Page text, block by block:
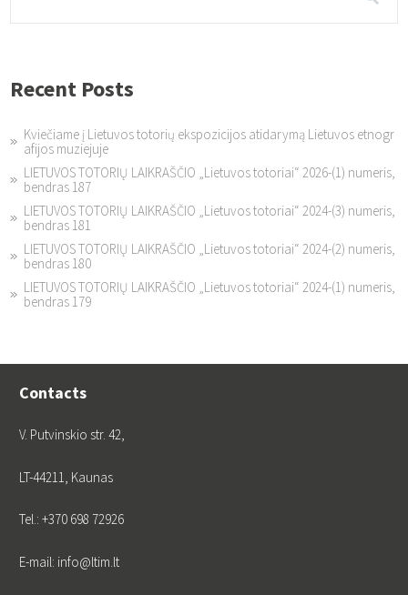
Recent Posts
Kviečiame į Lietuvos totorių ekspozicijos atidarymą Lietuvos etnogr
afijos muziejuje
LIETUVOS TOTORIŲ LAIKRAŠČIO „Lietuvos totoriai“ 2026-(1) numeris,
bendras 187
LIETUVOS TOTORIŲ LAIKRAŠČIO „Lietuvos totoriai“ 2024-(3) numeris,
bendras 181
LIETUVOS TOTORIŲ LAIKRAŠČIO „Lietuvos totoriai“ 2024-(2) numeris,
bendras 180
LIETUVOS TOTORIŲ LAIKRAŠČIO „Lietuvos totoriai“ 2024-(1) numeris,
bendras 179
Contacts
V. Putvinskio str. 42,
LT-44211, Kaunas
Tel.: +370 698 72926
E-mail: info@ltim.lt